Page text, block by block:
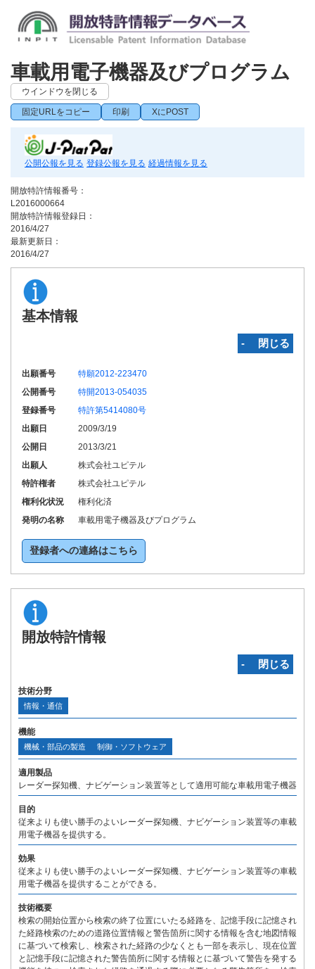
車載用電子機器及びプログラム
ウインドウを閉じる
固定URLをコピー 印刷 XにPOST
公開公報を見る 登録公報を見る 経過情報を見る
開放特許情報番号：
L2016000664
開放特許情報登録日：
2016/4/27
最新更新日：
2016/4/27
基本情報
‐ 閉じる
出願番号
特願2012-223470
公開番号
特開2013-054035
登録番号
特許第5414080号
出願日
2009/3/19
公開日
2013/3/21
出願人
株式会社ユピテル
特許権者
株式会社ユピテル
権利化状況
権利化済
発明の名称
車載用電子機器及びプログラム
登録者への連絡はこちら
開放特許情報
‐ 閉じる
技術分野
情報・通信
機能
機械・部品の製造 制御・ソフトウェア
適用製品
レーダー探知機、ナビゲーション装置等として適用可能な車載用電子機器
目的
従来よりも使い勝手のよいレーダー探知機、ナビゲーション装置等の車載
用電子機器を提供する。
効果
従来よりも使い勝手のよいレーダー探知機、ナビゲーション装置等の車載
用電子機器を提供することができる。
技術概要
検索の開始位置から検索の終了位置にいたる経路を、記憶手段に記憶され
た経路検索のための道路位置情報と警告箇所に関する情報を含む地図情報
に基づいて検索し、検索された経路の少なくとも一部を表示し、現在位置
と記憶手段に記憶された警告箇所に関する情報とに基づいて警告を発する